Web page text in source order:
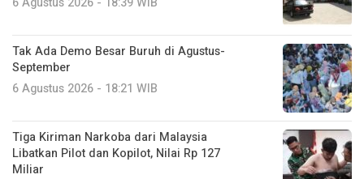
Tak Ada Demo Besar Buruh di Agustus-
September
6 Agustus 2026 - 18:21 WIB
Tiga Kiriman Narkoba dari Malaysia
Libatkan Pilot dan Kopilot, Nilai Rp 127
Miliar